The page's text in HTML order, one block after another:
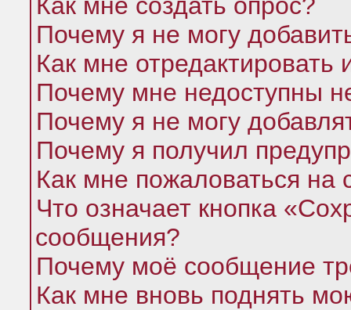
Почему я не могу
Как мне отредактировать
Почему мне недоступны
Почему я не могу
Почему я получил
Как мне пожаловаться
Что означает кнопка
сообщения?
Почему моё сообщение
Как мне вновь поднять